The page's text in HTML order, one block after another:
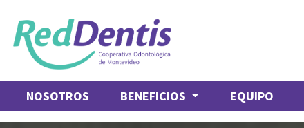
NOSOTROS BENEFICIOS EQUIPO